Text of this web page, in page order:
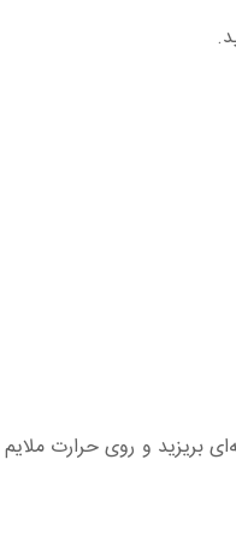
بریزید و روی حرارت